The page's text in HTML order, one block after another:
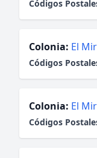
Códigos
Colonia: El
Códigos
Colonia: El
Códigos